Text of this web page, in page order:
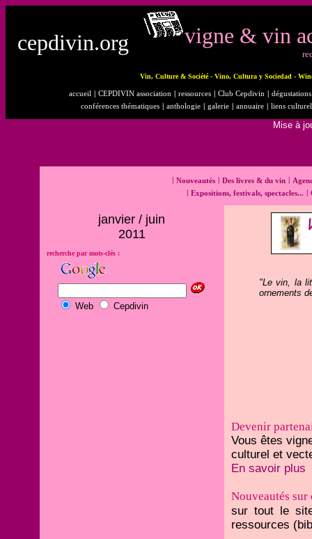
cepdivin.org vigne & vin
Vin, Culture & Société - Vino, Cultura y Sociedad -
accueil CEPDIVIN association ressources Club Cepdivin
conférences thématiques
anthologie galerie annuaire liens
Mise à
Nouveautés Des livres & du vin
Expositions, festivals, spectacles...
janvier / juin
2011
recherche par mots-clés :
Web Cepdivin
"Le vin, la
ornements
Devenir
Vous êtes
culturel et
En savoir plus
Nouveautés
sur tout le
ressources